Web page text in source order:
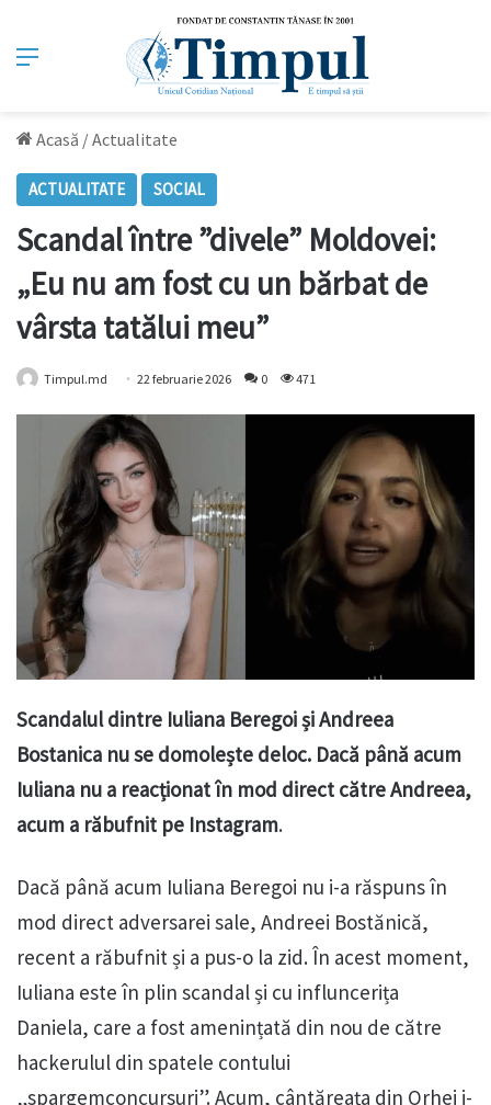
Meniu
Acasă /Actualitate
ACTUALITATE SOCIAL
Scandal între ”divele” Moldovei:
„Eu nu am fost cu un bărbat de
vârsta tatălui meu”
Timpul.md 22 februarie 2026 0 471
Scandalul dintre Iuliana Beregoi și Andreea
Bostanica nu se domolește deloc. Dacă până acum
Iuliana nu a reacționat în mod direct către Andreea,
acum a răbufnit pe Instagram.
Dacă până acum Iuliana Beregoi nu i-a răspuns în
mod direct adversarei sale, Andreei Bostănică,
recent a răbufnit și a pus-o la zid. În acest moment,
Iuliana este în plin scandal și cu influncerița
Daniela, care a fost amenințată din nou de către
hackerulul din spatele contului
„spargemconcursuri”. Acum, cântăreața din Orhei i-